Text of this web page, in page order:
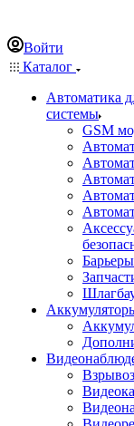
Войти
Каталог
Автоматика
системы
GSM
Барьеры